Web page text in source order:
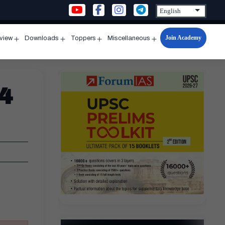
menu
Downloads
menu
Toppers
menu
Miscellaneous
Open
menu
Join Academy